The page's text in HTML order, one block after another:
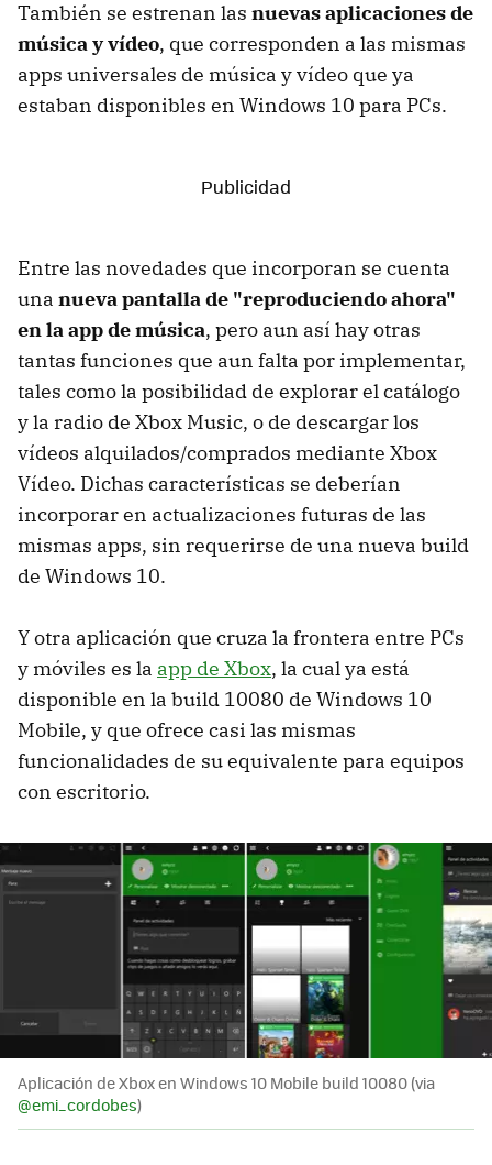
También se estrenan las nuevas aplicaciones de
música y vídeo, que corresponden a las mismas
apps universales de música y vídeo que ya
estaban disponibles en Windows 10 para PCs.
Entre las novedades que incorporan se cuenta
una nueva pantalla de "reproduciendo ahora"
en la app de música, pero aun así hay otras
tantas funciones que aun falta por implementar,
tales como la posibilidad de explorar el catálogo
y la radio de Xbox Music, o de descargar los
vídeos alquilados/comprados mediante Xbox
Vídeo. Dichas características se deberían
incorporar en actualizaciones futuras de las
mismas apps, sin requerirse de una nueva build
de Windows 10.
Y otra aplicación que cruza la frontera entre PCs
y móviles es la app de Xbox, la cual ya está
disponible en la build 10080 de Windows 10
Mobile, y que ofrece casi las mismas
funcionalidades de su equivalente para equipos
con escritorio.
Aplicación de Xbox en Windows 10 Mobile build 10080 (via
@emi_cordobes)